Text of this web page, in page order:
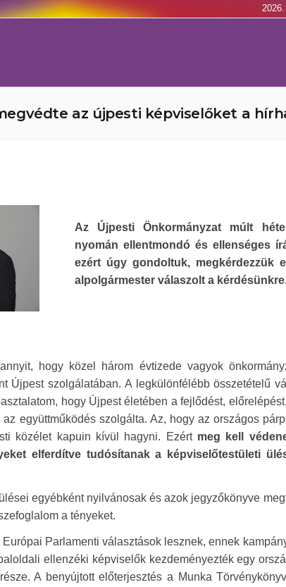
az újpesti képviselőket a
Az Újpesti Önkormányzat múlt
nyomán ellentmondó és ellenséges
ezért úgy gondoltuk, megkérdezzük
alpolgármester válaszolt a
hogy közel három évtizede vagyok
Újpest szolgálatában. A legkülönfélébb összetételű
hogy Újpest életében a fejlődést,
együttműködés szolgálta. Az, hogy az országos
közélet kapuin kívül hagyni. Ezért meg kell
elferdítve tudósítanak a képviselőtestületi
egyébként nyilvánosak és azok jegyzőkönyve
a tényeket.
Parlamenti választások lesznek, ennek
ellenzéki képviselők kezdeményezték egy
A benyújtott előterjesztés a Munka